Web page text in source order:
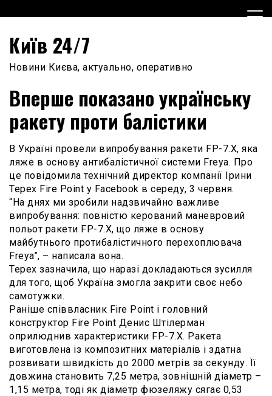
to
Київ 24/7
Новини Києва, актуально, оперативно
Вперше показано українську
ракету проти балістики
В Україні провели випробування ракети FP-7.X, яка
ляже в основу антибалістичної системи Freya. Про
це повідомила технічний директор компанії Ірини
Терех Fire Point у Facebook в середу, 3 червня.
“На днях ми зробили надзвичайно важливе
випробування: повністю керований маневровий
польот ракети FP-7.X, що ляже в основу
майбутнього протибалістичного перехоплювача
Freya”, – написала вона.
Терех зазначила, що наразі докладаються зусилля
для того, щоб Україна змогла закрити своє небо
самотужки.
Раніше співвласник Fire Point і головний
конструктор Fire Point Денис Штілерман
оприлюднив характеристики FP-7.X. Ракета
виготовлена із композитних матеріалів і здатна
розвивати швидкість до 2000 метрів за секунду. Її
довжина становить 7,25 метра, зовнішній діаметр –
1,15 метра, тоді як діаметр фюзеляжу сягає 0,53